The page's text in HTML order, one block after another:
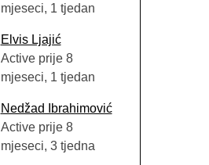
mjeseci, 1 tjedan
Elvis Ljajić
Active prije 8
mjeseci, 1 tjedan
Nedžad Ibrahimović
Active prije 8
mjeseci, 3 tjedna